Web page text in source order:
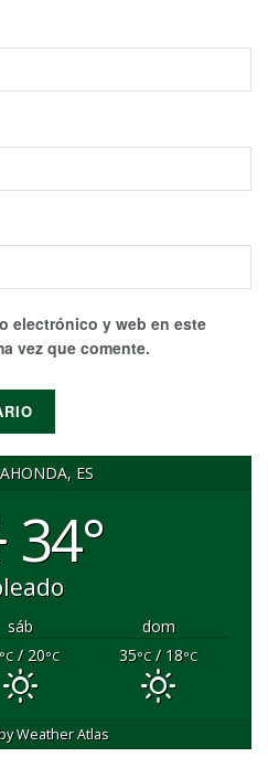
electrónico y web en este
vez que comente.
ES
34°
sáb
dom
/ 20°C 35°C/ 18°C
Weather Atlas